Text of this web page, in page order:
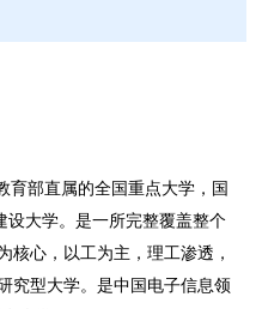
育部直属的全国重点大学，国
设大学。是一所完整覆盖整个
核心，以工为主，理工渗透，
究型大学。是中国电子信息领